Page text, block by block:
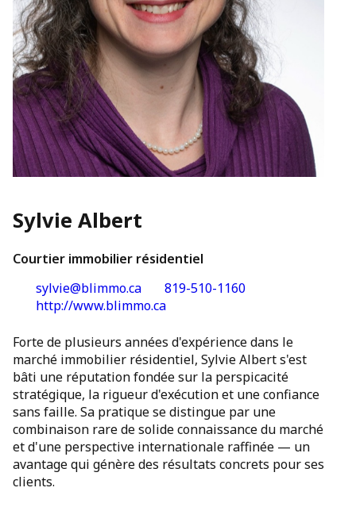
Sylvie Albert
Courtier immobilier résidentiel
sylvie@blimmo.ca
819-510-1160
http://www.blimmo.ca
Forte de plusieurs années d'expérience dans le
marché immobilier résidentiel, Sylvie Albert s'est
bâti une réputation fondée sur la perspicacité
stratégique, la rigueur d'exécution et une confiance
sans faille. Sa pratique se distingue par une
combinaison rare de solide connaissance du marché
et d'une perspective internationale raffinée — un
avantage qui génère des résultats concrets pour ses
clients.